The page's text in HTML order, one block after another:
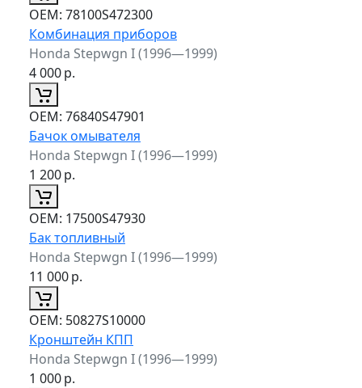
ОЕМ: 78100S472300
Комбинация приборов
Honda Stepwgn I (1996—1999)
4 000р.
ОЕМ: 76840S47901
Бачок омывателя
Honda Stepwgn I (1996—1999)
1 200р.
ОЕМ: 17500S47930
Бак топливный
Honda Stepwgn I (1996—1999)
11 000р.
ОЕМ: 50827S10000
Кронштейн КПП
Honda Stepwgn I (1996—1999)
1 000р.